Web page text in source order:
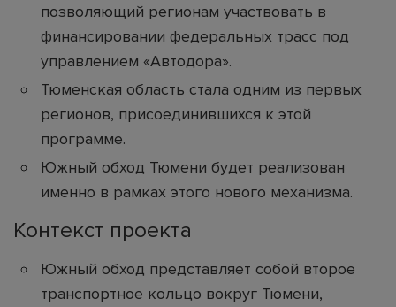
позволяющий регионам участвовать в
финансировании федеральных трасс под
управлением «Автодора».
Тюменская область стала одним из первых
регионов, присоединившихся к этой
программе.
Южный обход Тюмени будет реализован
именно в рамках этого нового механизма.
Контекст проекта
Южный обход представляет собой второе
транспортное кольцо вокруг Тюмени,